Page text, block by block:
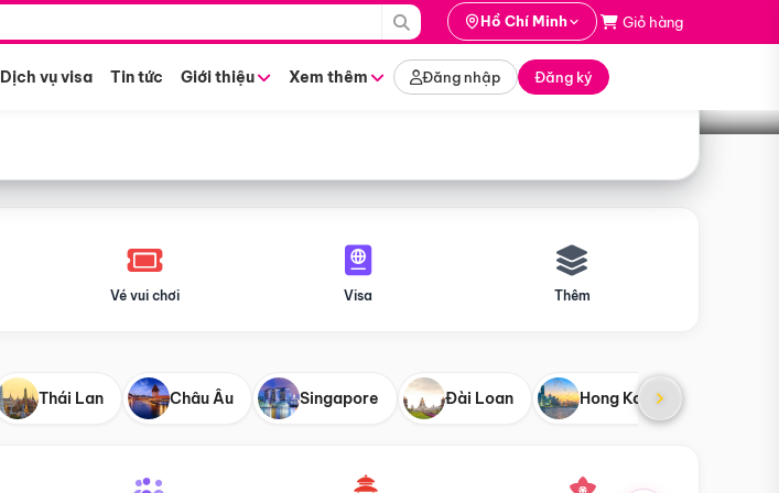
Hồ Chí Minh Giỏ hàng
Dịch vụ visa Tin tức Giới thiệu Xem thêm Đăng nhập Đăng ký
Tìm tour
Vé vui chơi Visa Thêm
Thái Lan Châu Âu Singapore Đài Loan Hong Kong